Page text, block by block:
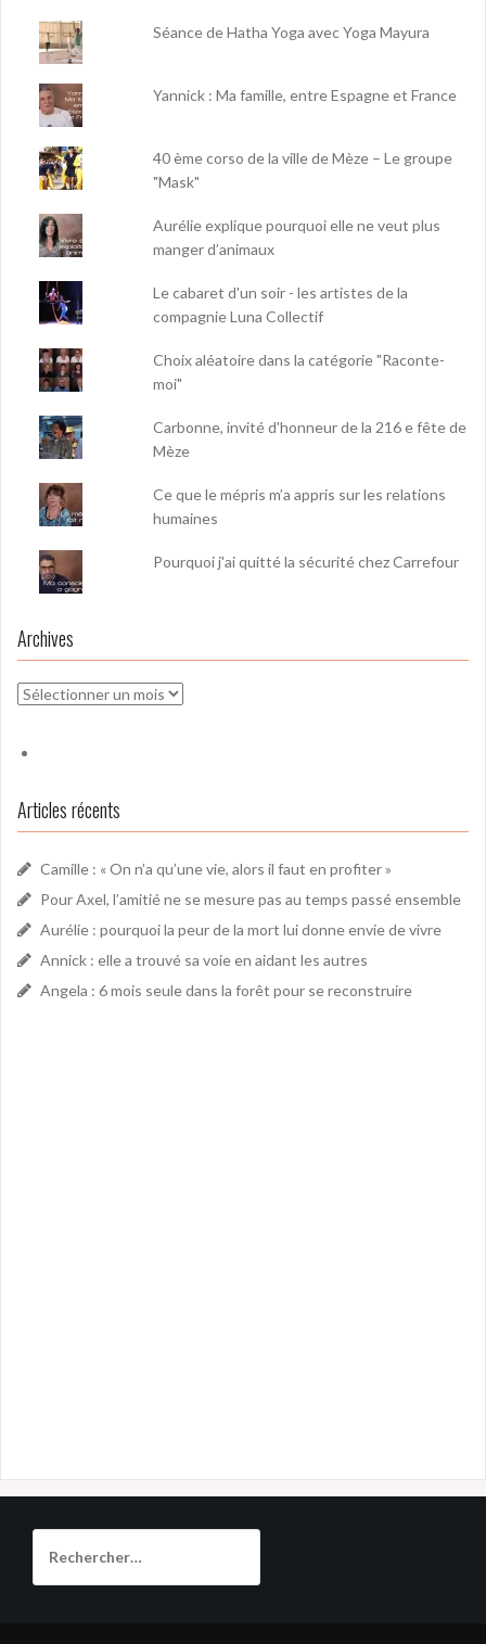
Séance de Hatha Yoga avec Yoga Mayura
Yannick : Ma famille, entre Espagne et France
40 ème corso de la ville de Mèze – Le groupe
"Mask"
Aurélie explique pourquoi elle ne veut plus
manger d’animaux
Le cabaret d'un soir - les artistes de la
compagnie Luna Collectif
Choix aléatoire dans la catégorie "Raconte-
moi"
Carbonne, invité d'honneur de la 216 e fête de
Mèze
Ce que le mépris m’a appris sur les relations
humaines
Pourquoi j'ai quitté la sécurité chez Carrefour
Archives
Archives
Articles récents
Camille : « On n’a qu’une vie, alors il faut en profiter »
Pour Axel, l’amitié ne se mesure pas au temps passé ensemble
Aurélie : pourquoi la peur de la mort lui donne envie de vivre
Annick : elle a trouvé sa voie en aidant les autres
Angela : 6 mois seule dans la forêt pour se reconstruire